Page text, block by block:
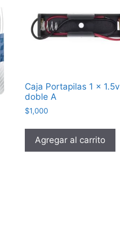
Caja Portapilas 1 x 1.5v
doble A
$1,000
Agregar al carrito